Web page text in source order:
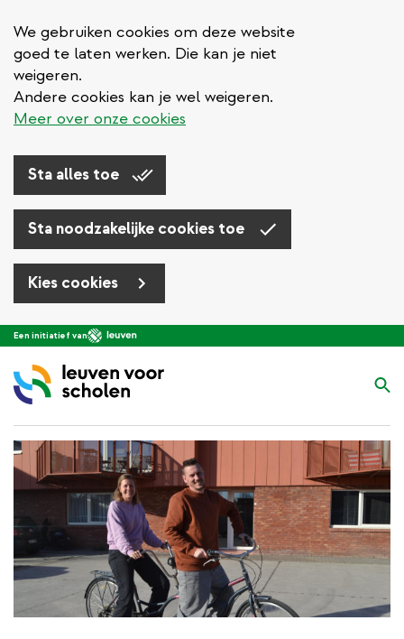
We gebruiken cookies om deze website
goed te laten werken. Die kan je niet
weigeren.
Andere cookies kan je wel weigeren.
Meer over onze cookies
Sta alles toe
Sta noodzakelijke cookies toe
Kies cookies
Overslaan
naar
de
inhoud
gaan
Een initiatief van